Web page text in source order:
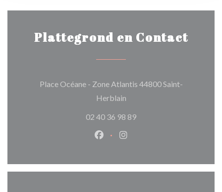
Plattegrond en Contact
Place Océane - Zone Atlantis 44800 Saint-
Herblain((opent in een nieuw
02 40 36 98 89
Facebook ((opent in een nieuw
Instagram ((opent in een